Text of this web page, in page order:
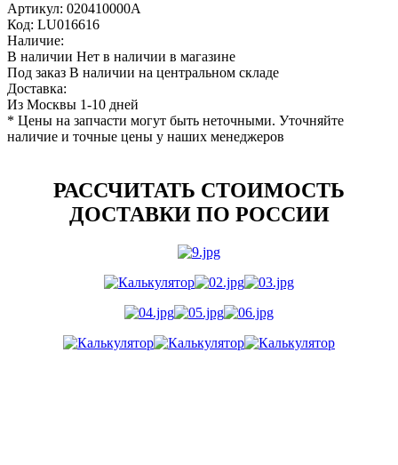
Артикул: 020410000A
Код: LU016616
Наличие:
В наличии Нет в наличии в магазине
Под заказ В наличии на центральном складе
Доставка:
Из Москвы 1-10 дней
* Цены на запчасти могут быть неточными. Уточняйте
наличие и точные цены у наших менеджеров
РАССЧИТАТЬ СТОИМОСТЬ
ДОСТАВКИ ПО РОССИИ